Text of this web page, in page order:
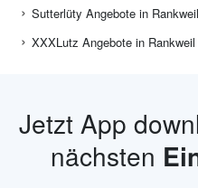
Sutterlüty Angebote in Rankweil
XXXLutz Angebote in Rankweil
Jetzt App
nächsten